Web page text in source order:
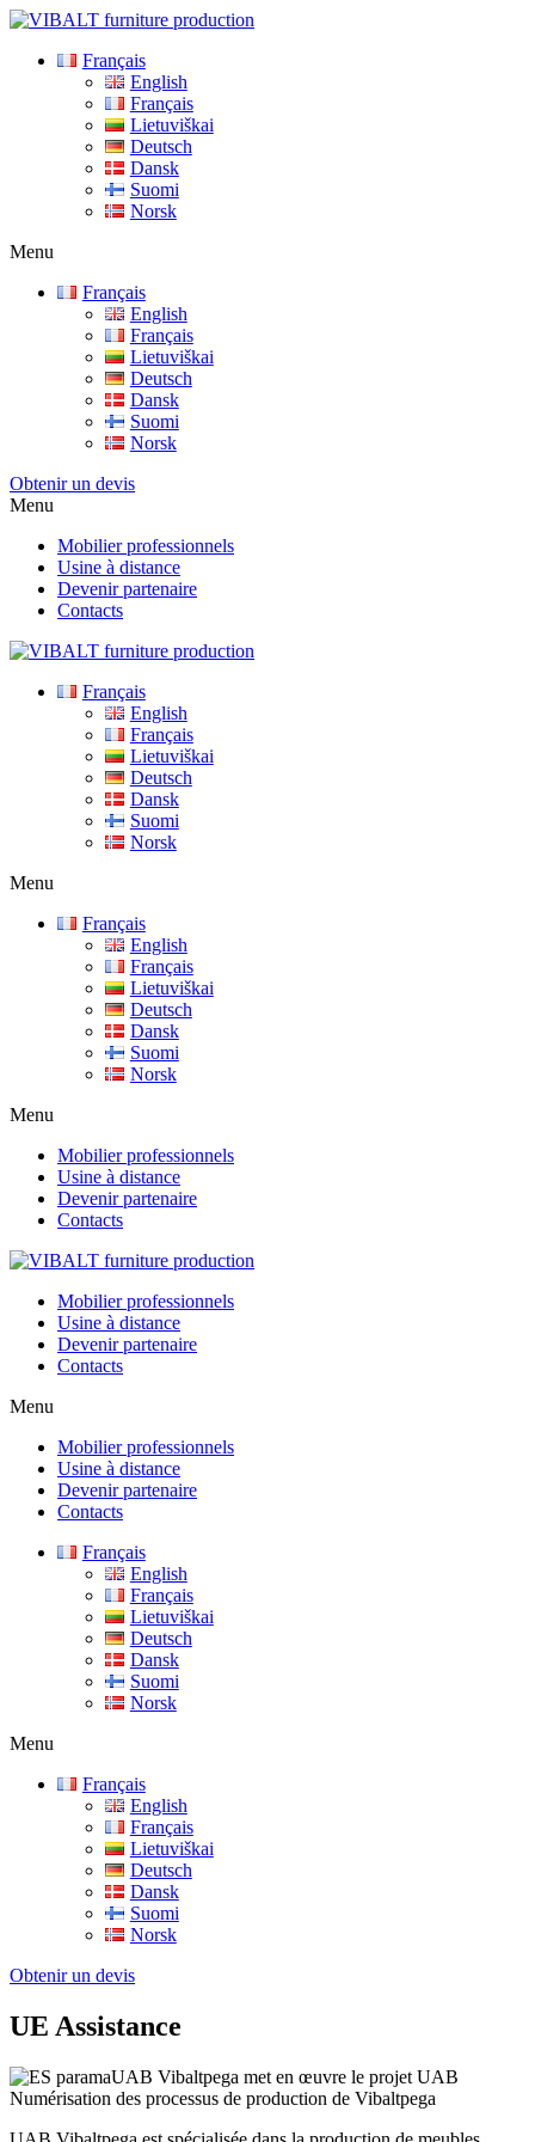
Français
English
Français
Lietuviškai
Deutsch
Dansk
Suomi
Norsk
Menu
Français
English
Français
Lietuviškai
Deutsch
Dansk
Suomi
Norsk
Obtenir un devis
Menu
Mobilier professionnels
Usine à distance
Devenir partenaire
Contacts
Français
English
Français
Lietuviškai
Deutsch
Dansk
Suomi
Norsk
Menu
Français
English
Français
Lietuviškai
Deutsch
Dansk
Suomi
Norsk
Menu
Mobilier professionnels
Usine à distance
Devenir partenaire
Contacts
Mobilier professionnels
Usine à distance
Devenir partenaire
Contacts
Menu
Mobilier professionnels
Usine à distance
Devenir partenaire
Contacts
Français
English
Français
Lietuviškai
Deutsch
Dansk
Suomi
Norsk
Menu
Français
English
Français
Lietuviškai
Deutsch
Dansk
Suomi
Norsk
Obtenir un devis
UE Assistance
UAB Vibaltpega met en œuvre le projet UAB
Numérisation des processus de production de Vibaltpega